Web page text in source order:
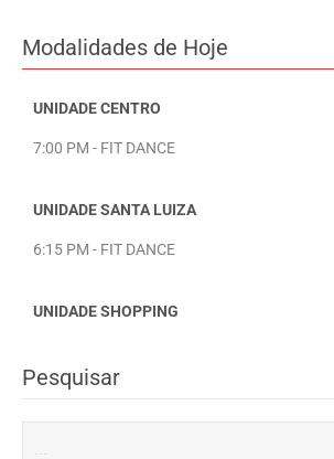
Modalidades de Hoje
UNIDADE CENTRO
7:00 PM - FIT DANCE
UNIDADE SANTA LUIZA
6:15 PM - FIT DANCE
UNIDADE SHOPPING
Pesquisar